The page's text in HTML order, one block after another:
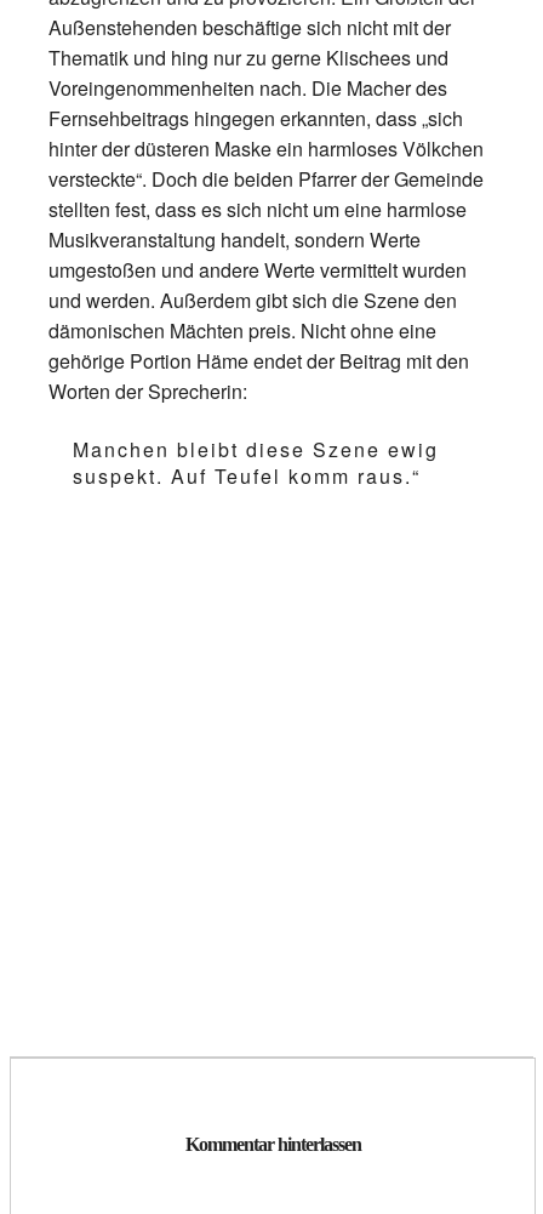
Außenstehenden beschäftige sich nicht mit der
Thematik und hing nur zu gerne Klischees und
Voreingenommenheiten nach. Die Macher des
Fernsehbeitrags hingegen erkannten, dass „sich
hinter der düsteren Maske ein harmloses Völkchen
versteckte“. Doch die beiden Pfarrer der Gemeinde
stellten fest, dass es sich nicht um eine harmlose
Musikveranstaltung handelt, sondern Werte
umgestoßen und andere Werte vermittelt wurden
und werden. Außerdem gibt sich die Szene den
dämonischen Mächten preis. Nicht ohne eine
gehörige Portion Häme endet der Beitrag mit den
Worten der Sprecherin:
Manchen bleibt diese Szene ewig
suspekt. Auf Teufel komm raus.“
Kommentar hinterlassen